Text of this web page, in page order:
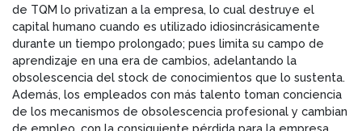
de TQM lo privatizan a la empresa, lo cual destruye el
capital humano cuando es utilizado idiosincrásicamente
durante un tiempo prolongado; pues limita su campo de
aprendizaje en una era de cambios, adelantando la
obsolescencia del stock de conocimientos que lo sustenta.
Además, los empleados con más talento toman conciencia
de los mecanismos de obsolescencia profesional y cambian
de empleo, con la consiguiente pérdida para la empresa.